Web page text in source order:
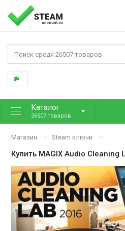
Каталог
26507 товаров
Магазин Steam ключи
Купить MAGIX Audio Cleaning